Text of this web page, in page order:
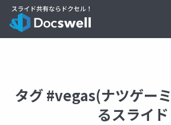
タグ #vegas(ナツゲー
るスライド